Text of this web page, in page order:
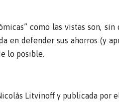
como las vistas son,
en defender sus ahorros (y
lo posible.
Litvinoff y publicada por